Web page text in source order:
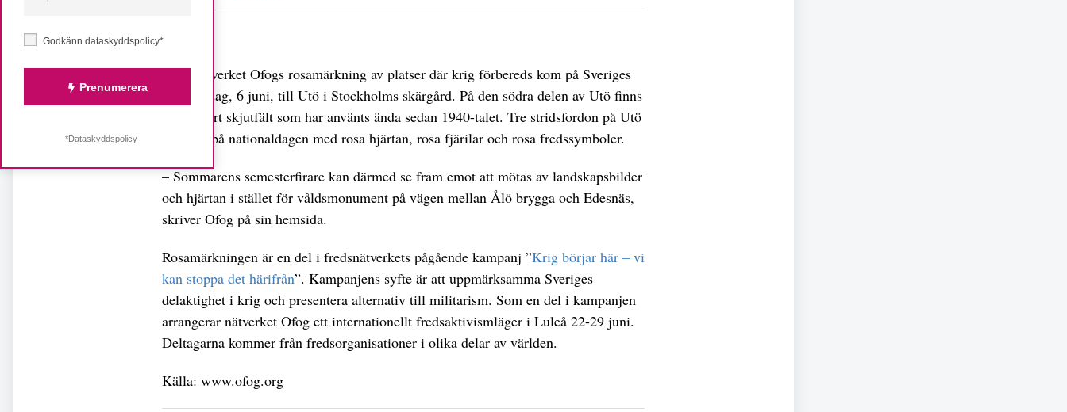
Fredsnätverket Ofogs rosamärkning av platser där krig förbereds kom på Sveriges
nationaldag, 6 juni, till Utö i Stockholms skärgård. På den södra delen av Utö finns
ett militärt skjutfält som har använts ända sedan 1940-talet. Tre stridsfordon på Utö
märktes på nationaldagen med rosa hjärtan, rosa fjärilar och rosa fredssymboler.
– Sommarens semesterfirare kan därmed se fram emot att mötas av landskapsbilder
och hjärtan i stället för våldsmonument på vägen mellan Ålö brygga och Edesnäs,
skriver Ofog på sin hemsida.
Rosamärkningen är en del i fredsnätverkets pågående kampanj ”Krig börjar här – vi
kan stoppa det härifrån”. Kampanjens syfte är att uppmärksamma Sveriges
delaktighet i krig och presentera alternativ till militarism. Som en del i kampanjen
arrangerar nätverket Ofog ett internationellt fredsaktivismläger i Luleå 22-29 juni.
Deltagarna kommer från fredsorganisationer i olika delar av världen.
Källa: www.ofog.org
Godkänn dataskyddspolicy*
Prenumerera
*Dataskyddspolicy